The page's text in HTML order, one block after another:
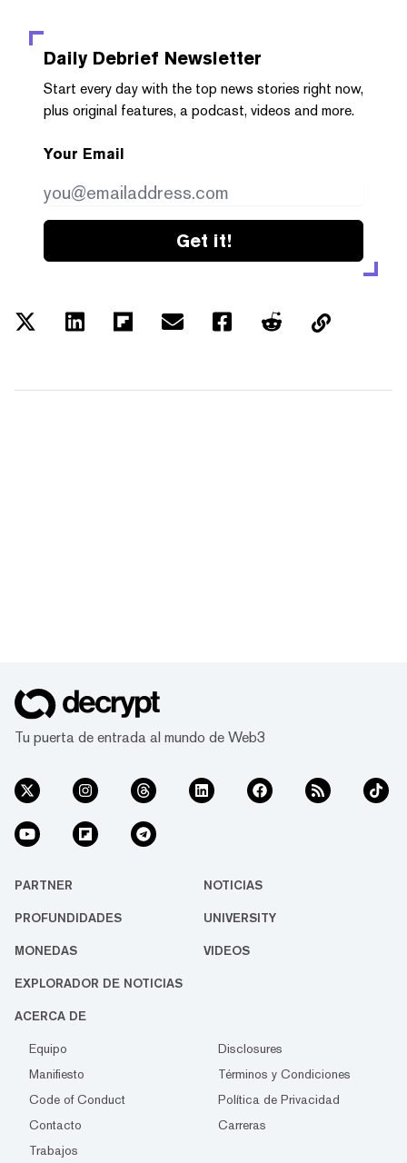
Daily Debrief Newsletter
Start every day with the top news stories right now,
plus original features, a podcast, videos and more.
Your Email
Get it!
Tu puerta de entrada al mundo de Web3
PARTNER NOTICIAS
PROFUNDIDADES UNIVERSITY
MONEDAS VIDEOS
EXPLORADOR DE NOTICIAS
ACERCA DE
Equipo
Disclosures
Manifiesto
Términos y Condiciones
Code of Conduct
Política de Privacidad
Contacto
Carreras
Trabajos